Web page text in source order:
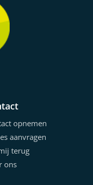
opnemen
aanvragen
terug
ons